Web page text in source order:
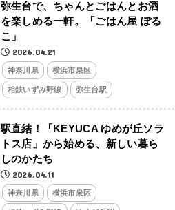
弥生台で、ちゃんとごはんとお酒
を楽しめる一軒。「ごはん屋 ぽる
こ」
2026.04.21
神奈川県 横浜市泉区
相鉄いずみ野線 弥生台駅
駅直結！「KEYUCA ゆめが丘ソラ
トス店」から始める、新しい暮ら
しのかたち
2026.04.11
神奈川県 横浜市泉区